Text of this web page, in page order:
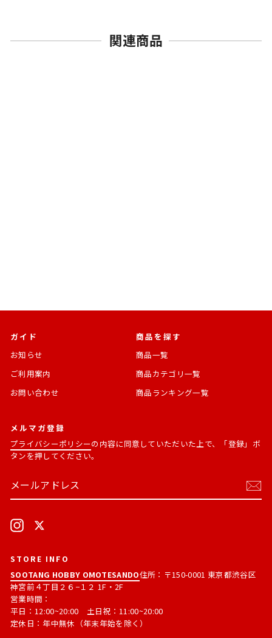
関連商品
ガイド
お知らせ
ご利用案内
お問い合わせ
商品を探す
商品一覧
商品カテゴリ一覧
商品ランキング一覧
メルマガ登録
プライバシーポリシーの内容に同意していただいた上で、「登録」ボ
タンを押してください。
ー
レ
ス
読
Instagram
STORE INFO
SOOTANG HOBBY OMOTESANDO住所：〒150-0001 東京都渋谷区
神宮前４丁目２６−１２ 1F・2F
営業時間：
平日：12:00~20:00 土日祝：11:00~20:00
定休日：年中無休（年末年始を除く）